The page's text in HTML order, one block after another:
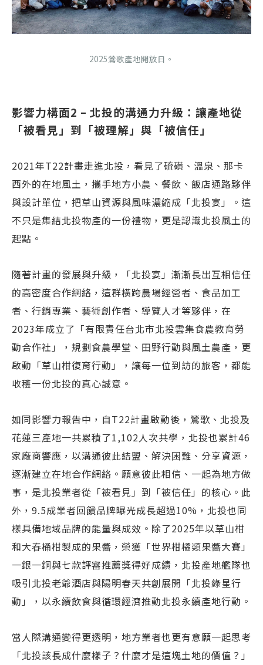
2025鶯歌產地開放日。
影響力構面2 – 北投的溝通力升級：讓產地從
「被看見」到「被理解」與「被信任」
2021年T22計畫走進北投，看見了硫磺、溫泉、那卡
西外的在地風土，攜手地方小農、餐飲、飯店通路夥伴
與設計單位，把草山資源與風味濃縮成「北投宴」。這
不只是集結北投物產的一份禮物，更是認識北投風土的
起點。
隨著計畫的發展與升級，「北投宴」漸漸長出互相信任
的高密度合作網絡，這群橫跨農場經營者、食品加工
者、行銷專業、藝術創作者、導覽人才等夥伴，在
2023年成立了「有限責任台北市北投雲集食農教育勞
動合作社」，規劃食農學堂、田野行動與風土農產，更
啟動「草山柑復育行動」，讓每一位到訪的旅客，都能
收穫一份北投的真心誠意。
如同影響力報告中，自T22計畫啟動後，鶯歌、北投及
花蓮三產地一共累積了1,102人次共學，北投也累計46
家廠商響應，以溝通彼此結盟、解決困難、分享資源，
逐漸建立在地合作網絡。願意彼此相信、一起為地方做
事，是北投業者從「被看見」到「被信任」的核心。此
外，9.5成業者回饋品牌曝光成長超過10%，北投也同
樣具備地域品牌的能量與成效。除了2025年以草山柑
和大春桶柑製成的果醬，榮獲「世界柑橘類果醬大賽」
一銀一銅與七款評審推薦獎得好成績，北投產地艦隊也
吸引北投老爺酒店與陽明春天共創展開「北投綠星行
動」，以永續飲食與循環經濟推動北投永續產地行動。
當人際溝通變得更透明，地方業者也更有意願一起思考
「北投該長成什麼樣子？什麼才是這塊土地的價值？」